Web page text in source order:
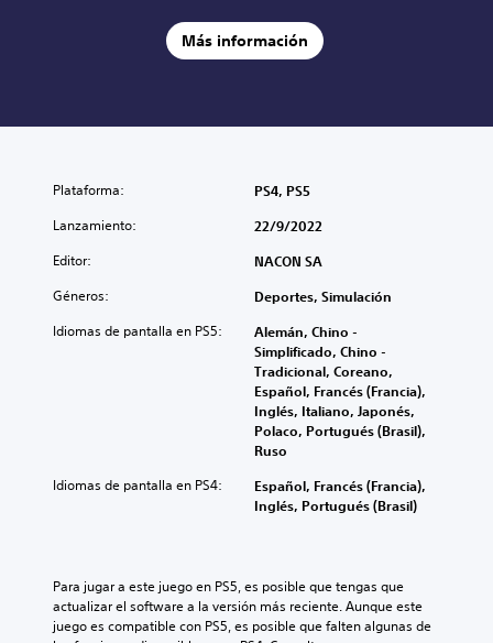
Más información
Plataforma: PS4, PS5
Lanzamiento: 22/9/2022
Editor: NACON SA
Géneros: Deportes, Simulación
Idiomas de pantalla en PS5:
Alemán, Chino -
Simplificado, Chino -
Tradicional, Coreano,
Español, Francés (Francia),
Inglés, Italiano, Japonés,
Polaco, Portugués (Brasil),
Ruso
Idiomas de pantalla en PS4:
Español, Francés (Francia),
Inglés, Portugués (Brasil)
Para jugar a este juego en PS5, es posible que tengas que
actualizar el software a la versión más reciente. Aunque este
juego es compatible con PS5, es posible que falten algunas de